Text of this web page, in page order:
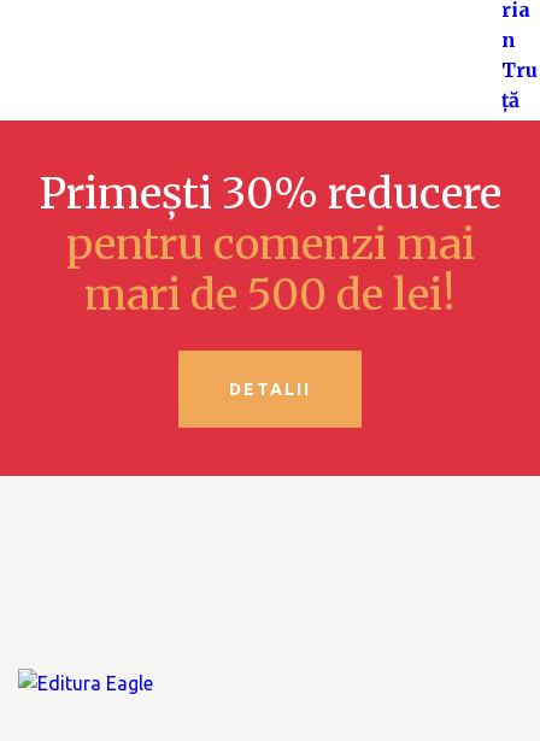
Primești 30% reducere
pentru comenzi mai
mari de 500 de lei!
DETALII